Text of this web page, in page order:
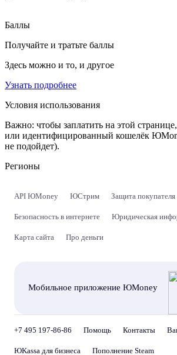
Баллы
Получайте и тратьте баллы
Здесь можно и то, и другое
Узнать подробнее
Условия использования
Важно: чтобы заплатить на этой
или идентифицированный кошелёк
не подойдет).
Регионы
API ЮMoney ЮСтрим Защита покупателя
Безопасность в интернете Юридическая
Карта сайта Про деньги
Мобильное приложение ЮMoney
+7 495 197-86-86 Помощь Контакты
ЮKassa для бизнеса Пополнение Steam